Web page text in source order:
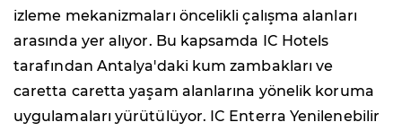
izleme mekanizmaları öncelikli çalışma alanları
arasında yer alıyor. Bu kapsamda IC Hotels
tarafından Antalya'daki kum zambakları ve
caretta caretta yaşam alanlarına yönelik koruma
uygulamaları yürütülüyor. IC Enterra Yenilenebilir